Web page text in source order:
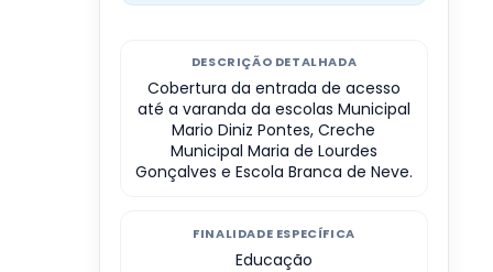
DESCRIÇÃO DETALHADA
Cobertura da entrada de acesso
até a varanda da escolas Municipal
Mario Diniz Pontes, Creche
Municipal Maria de Lourdes
Gonçalves e Escola Branca de Neve.
FINALIDADE ESPECÍFICA
Educação